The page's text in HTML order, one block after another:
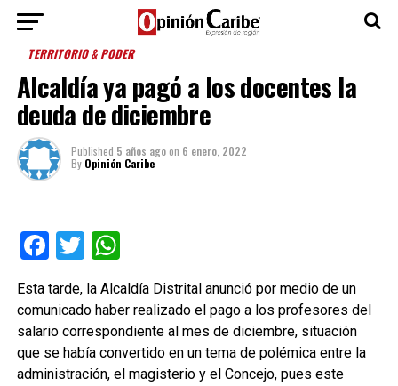
TERRITORIO & PODER
Alcaldía ya pagó a los docentes la
deuda de diciembre
Published 5 años agoon 6 enero, 2022
By Opinión Caribe
Facebook
TwitterWhatsApp
Esta tarde, la Alcaldía Distrital anunció por medio de un
comunicado haber realizado el pago a los profesores del
salario correspondiente al mes de diciembre, situación
que se había convertido en un tema de polémica entre la
administración, el magisterio y el Concejo, pues este